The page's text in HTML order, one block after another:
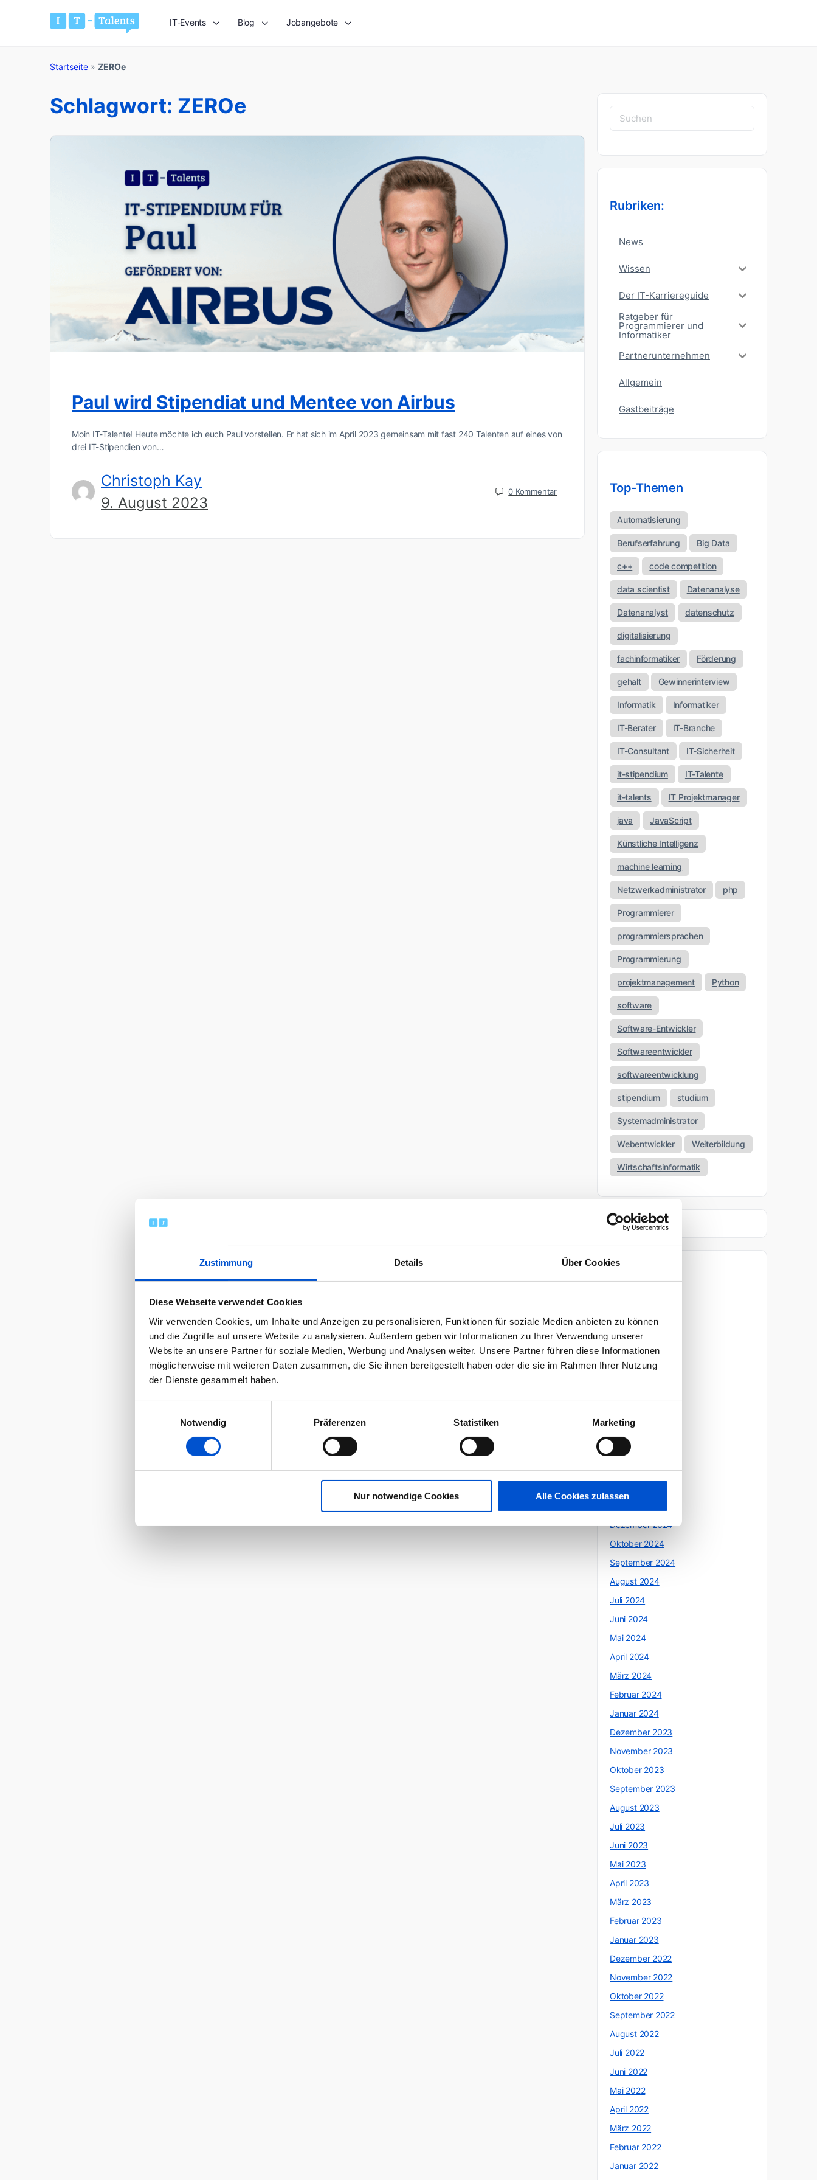
Zustimmung Details Über Cookies
Diese Webseite verwendet Cookies
Wir verwenden Cookies, um Inhalte und Anzeigen zu personalisieren, Funktionen für soziale Medien anbieten zu können
und die Zugriffe auf unsere Website zu analysieren. Außerdem geben wir Informationen zu Ihrer Verwendung unserer
Website an unsere Partner für soziale Medien, Werbung und Analysen weiter. Unsere Partner führen diese Informationen
möglicherweise mit weiteren Daten zusammen, die Sie ihnen bereitgestellt haben oder die sie im Rahmen Ihrer Nutzung
der Dienste gesammelt haben.
Notwendig
Präferenzen Statistiken Marketing
Nur notwendige Cookies Alle Cookies zulassen
IT-Events Blog Jobangebote
Startseite » ZEROe
Schlagwort: ZEROe
Paul wird Stipendiat und Mentee von Airbus
Moin IT-Talente! Heute möchte ich euch Paul vorstellen. Er hat sich im April 2023 gemeinsam mit fast 240 Talenten auf eines von
drei IT-Stipendien von…
Christoph Kay
9. August 2023
0 Kommentar
Suchen
nach:
Rubriken:
News
Wissen
Der IT-Karriereguide
Ratgeber für
Programmierer und
Informatiker
Partnerunternehmen
Allgemein
Gastbeiträge
Top-Themen
Automatisierung
Berufserfahrung Big Data
c++ code competition
data scientist Datenanalyse
Datenanalyst datenschutz
digitalisierung
fachinformatiker Förderung
gehalt Gewinnerinterview
Informatik Informatiker
IT-Berater IT-Branche
IT-Consultant IT-Sicherheit
it-stipendium IT-Talente
it-talents IT Projektmanager
java JavaScript
Künstliche Intelligenz
machine learning
Netzwerkadministrator php
Programmierer
programmiersprachen
Programmierung
projektmanagement Python
software
Software-Entwickler
Softwareentwickler
softwareentwicklung
stipendium studium
Systemadministrator
Webentwickler Weiterbildung
Wirtschaftsinformatik
April 2026
März 2026
November 2025
Oktober 2025
Mai 2025
April 2025
März 2025
Dezember 2024
Oktober 2024
September 2024
August 2024
Juli 2024
Juni 2024
Mai 2024
April 2024
März 2024
Februar 2024
Januar 2024
Dezember 2023
November 2023
Oktober 2023
September 2023
August 2023
Juli 2023
Juni 2023
Mai 2023
April 2023
März 2023
Februar 2023
Januar 2023
Dezember 2022
November 2022
Oktober 2022
September 2022
August 2022
Juli 2022
Juni 2022
Mai 2022
April 2022
März 2022
Februar 2022
Januar 2022